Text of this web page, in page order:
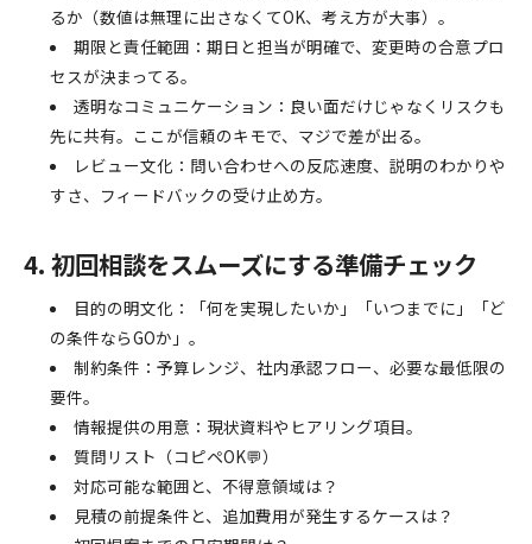
るか（数値は無理に出さなくてOK、考え方が大事）。
期限と責任範囲：期日と担当が明確で、変更時の合意プロ
セスが決まってる。
透明なコミュニケーション：良い面だけじゃなくリスクも
先に共有。ここが信頼のキモで、マジで差が出る。
レビュー文化：問い合わせへの反応速度、説明のわかりや
すさ、フィードバックの受け止め方。
4. 初回相談をスムーズにする準備チェック
目的の明文化：「何を実現したいか」「いつまでに」「ど
の条件ならGOか」。
制約条件：予算レンジ、社内承認フロー、必要な最低限の
要件。
情報提供の用意：現状資料やヒアリング項目。
質問リスト（コピペOK💬）
対応可能な範囲と、不得意領域は？
見積の前提条件と、追加費用が発生するケースは？